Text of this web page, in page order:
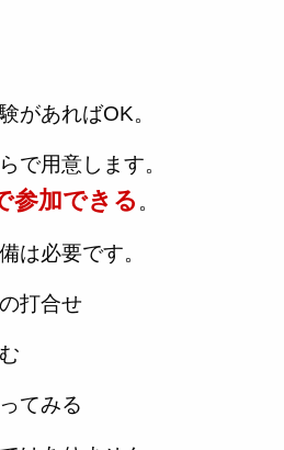
があればOK。
で用意します。
参加できる 。
は必要です。
打合せ
てみる